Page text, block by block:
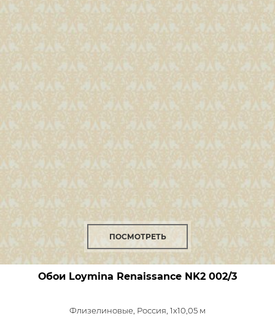
ПОСМОТРЕТЬ
Обои Loymina Renaissance NK2 002/3
Флизелиновые, Россия, 1x10,05 м